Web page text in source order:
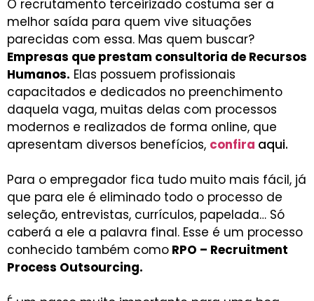
O recrutamento terceirizado costuma ser a
melhor saída para quem vive situações
parecidas com essa. Mas quem buscar?
Empresas que prestam consultoria de Recursos
Humanos. Elas possuem profissionais
capacitados e dedicados no preenchimento
daquela vaga, muitas delas com processos
modernos e realizados de forma online, que
apresentam diversos benefícios, confira aqui.
Para o empregador fica tudo muito mais fácil, já
que para ele é eliminado todo o processo de
seleção, entrevistas, currículos, papelada… Só
caberá a ele a palavra final. Esse é um processo
conhecido também como RPO – Recruitment
Process Outsourcing.